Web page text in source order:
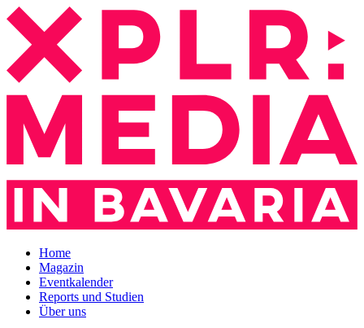
Home
Magazin
Eventkalender
Reports und Studien
Über uns